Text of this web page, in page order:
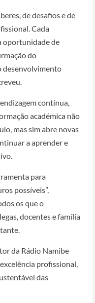
de desafios e de
Cada
oportunidade de
do
desenvolvimento
contínua,
académica não
mas sim abre novas
a aprender e
para
possíveis”,
os que o
docentes e família
da Rádio Namibe
profissional,
das